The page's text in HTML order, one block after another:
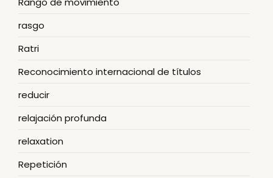
rasgo
Ratri
Reconocimiento internacional de títulos
reducir
relajación profunda
relaxation
Repetición